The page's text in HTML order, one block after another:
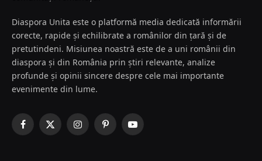
Diaspora Unita este o platformă media dedicată informării
corecte, rapide și echilibrate a românilor din țară și de
pretutindeni. Misiunea noastră este de a uni românii din
diaspora și din România prin știri relevante, analize
profunde și opinii sincere despre cele mai importante
evenimente din lume.
Facebook
X
InstagramPinterestYouTube